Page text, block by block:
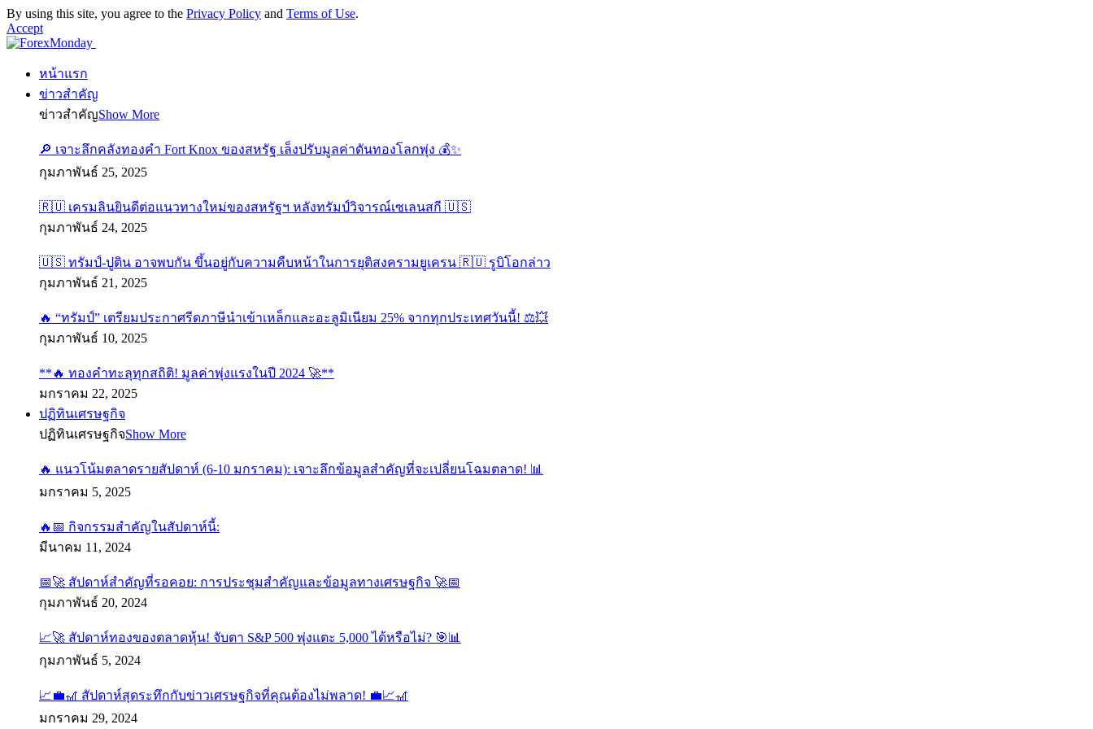
By using this site, you agree to the Privacy Policy and Terms of Use.
Accept
หน้าแรก
ข่าวสำคัญ
ข่าวสำคัญShow More
🔎 เจาะลึกคลังทองคำ Fort Knox ของสหรัฐ เล็งปรับมูลค่าดันทองโลกพุ่ง 💰✨
กุมภาพันธ์ 25, 2025
🇷🇺 เครมลินยินดีต่อแนวทางใหม่ของสหรัฐฯ หลังทรัมป์วิจารณ์เซเลนสกี 🇺🇸
กุมภาพันธ์ 24, 2025
🇺🇸 ทรัมป์-ปูติน อาจพบกัน ขึ้นอยู่กับความคืบหน้าในการยุติสงครามยูเครน 🇷🇺 รูบิโอกล่าว
กุมภาพันธ์ 21, 2025
🔥 “ทรัมป์” เตรียมประกาศรีดภาษีนำเข้าเหล็กและอะลูมิเนียม 25% จากทุกประเทศวันนี้! ⚖️💥
กุมภาพันธ์ 10, 2025
**🔥 ทองคำทะลุทุกสถิติ! มูลค่าพุ่งแรงในปี 2024 🚀**
มกราคม 22, 2025
ปฏิทินเศรษฐกิจ
ปฏิทินเศรษฐกิจShow More
🔥 แนวโน้มตลาดรายสัปดาห์ (6-10 มกราคม): เจาะลึกข้อมูลสำคัญที่จะเปลี่ยนโฉมตลาด! 📊
มกราคม 5, 2025
🔥📅 กิจกรรมสำคัญในสัปดาห์นี้:
มีนาคม 11, 2024
📅🚀 สัปดาห์สำคัญที่รอคอย: การประชุมสำคัญและข้อมูลทางเศรษฐกิจ 🚀📅
กุมภาพันธ์ 20, 2024
📈🚀 สัปดาห์ทองของตลาดหุ้น! จับตา S&P 500 พุ่งแตะ 5,000 ได้หรือไม่? 🎯📊
กุมภาพันธ์ 5, 2024
📈💼🎢 สัปดาห์สุดระทึกกับข่าวเศรษฐกิจที่คุณต้องไม่พลาด! 💼📈🎢
มกราคม 29, 2024